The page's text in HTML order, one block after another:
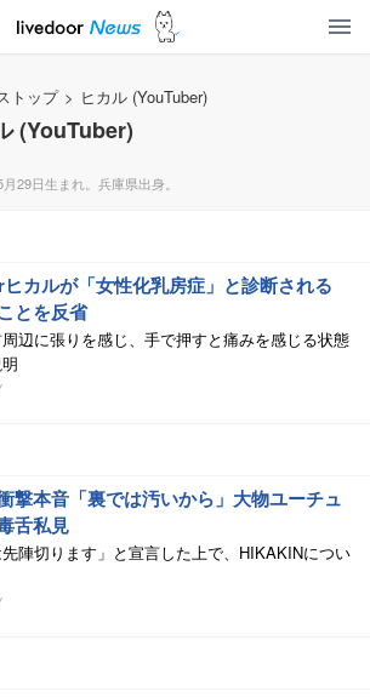
トップ > ヒカル (YouTuber)
(YouTuber)
29日生まれ。兵庫県出身。
カルが「女性化乳房症」と診断される
とを反省
辺に張りを感じ、手で押すと痛みを感じる状態
撃本音「裏では汚いから」大物ユーチュ
舌私見
先陣切ります」と宣言した上で、HIKAKINについ